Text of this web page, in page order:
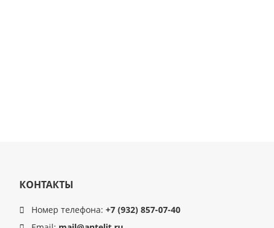
КОНТАКТЫ
Номер телефона: +7 (932) 857-07-40